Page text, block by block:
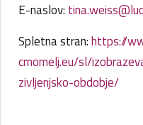
E-naslov:
Spletna stran:https://
crnomelj.eu/sl/
zivljenjsko-obdobje/